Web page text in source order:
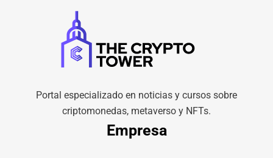
Portal especializado en noticias y cursos sobre
criptomonedas, metaverso y NFTs.
Empresa